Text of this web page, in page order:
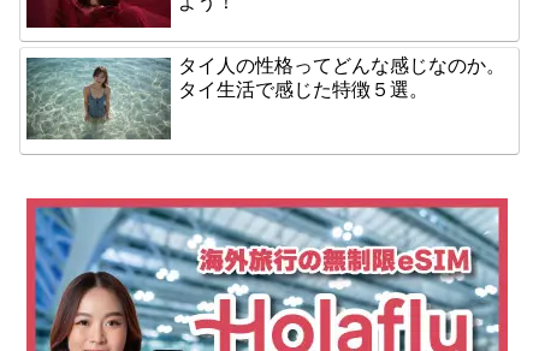
タイ人の性格ってどんな感じなのか。
タイ生活で感じた特徴５選。